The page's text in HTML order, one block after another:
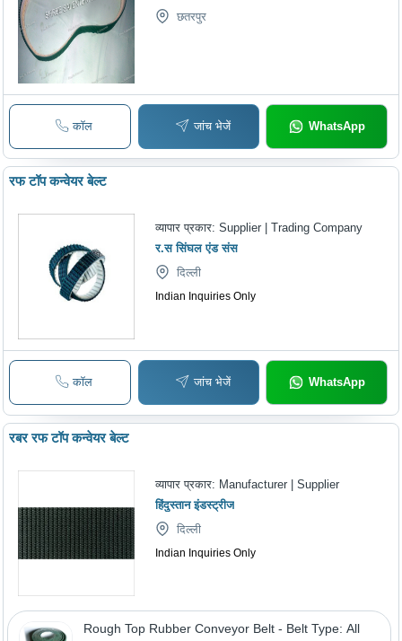
छतरपुर
कॉल जांच भेजें WhatsApp
रफ टॉप कन्वेयर बेल्ट
व्यापार प्रकार:Supplier | Trading Company
र.स सिंघल एंड संस
दिल्ली
Indian Inquiries Only
कॉल जांच भेजें WhatsApp
रबर रफ टॉप कन्वेयर बेल्ट
व्यापार प्रकार: Manufacturer | Supplier
हिंदुस्तान इंडस्ट्रीज
दिल्ली
Indian Inquiries Only
Rough Top Rubber Conveyor Belt - Belt Type: All